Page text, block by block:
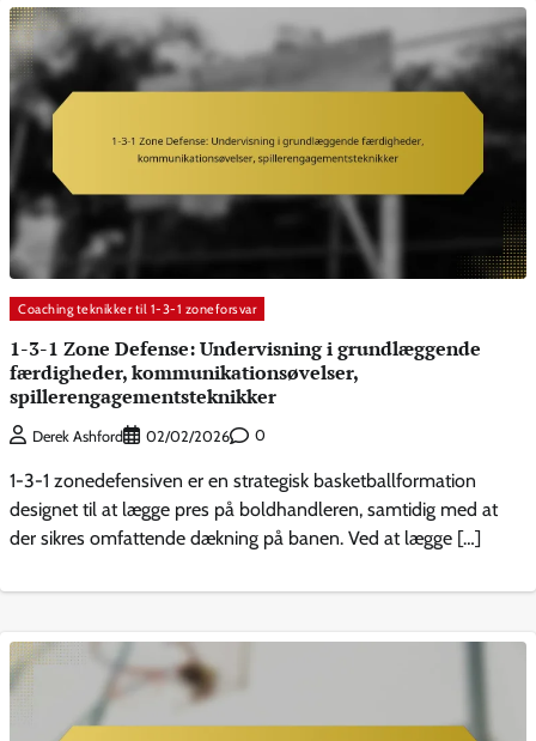
Coaching teknikker til 1-3-1 zoneforsvar
1-3-1 Zone Defense: Undervisning i grundlæggende
færdigheder, kommunikationsøvelser,
spillerengagementsteknikker
Derek Ashford 02/02/2026 0
1-3-1 zonedefensiven er en strategisk basketballformation
designet til at lægge pres på boldhandleren, samtidig med at
der sikres omfattende dækning på banen. Ved at lægge […]